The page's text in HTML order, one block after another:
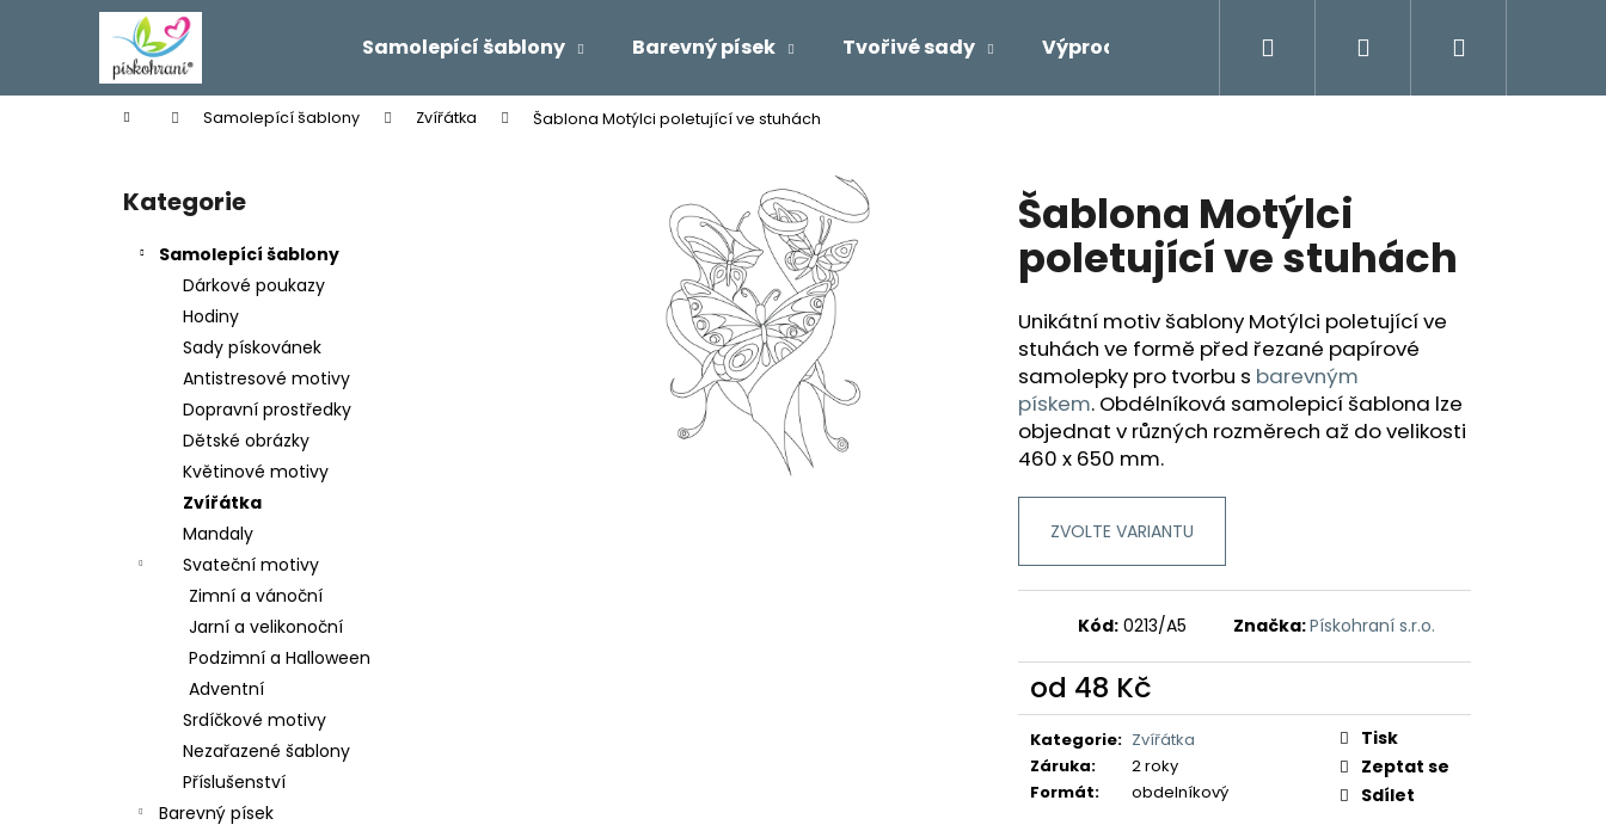
Samolepící šablony Barevný písek Tvořivé sady Výprodej Přihlášení
Domů Samolepící šablony Zvířátka Šablona Motýlci poletující ve stuhách
Přeskočit
kategorie
Kategorie
Samolepící šablony
Dárkové poukazy
Hodiny
Sady pískovánek
Antistresové motivy
Dopravní prostředky
Dětské obrázky
Květinové motivy
Zvířátka
Mandaly
Svateční motivy
Zimní a vánoční
Jarní a velikonoční
Podzimní a Halloween
Adventní
Srdíčkové motivy
Nezařazené šablony
Příslušenství
Barevný písek
Šablona Motýlci
poletující ve stuhách
Unikátní motiv šablony Motýlci poletující ve
stuhách ve formě před řezané papírové
samolepky pro tvorbu s barevným
pískem. Obdélníková samolepicí šablona lze
objednat v různých rozměrech až do velikosti
460 x 650 mm.
ZVOLTE VARIANTU
Kód: 0213/A5 Značka:Pískohraní s.r.o.
od 48 Kč
Měrná
cena:
Kategorie: Zvířátka
Záruka:
2 roky
Formát: obdelníkový
Tisk
Zeptat se
Sdílet
í
Zpět
do
Zpět
do
Co potřebujete najít?
Doporučujeme